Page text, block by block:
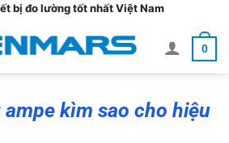
bị đo lường tốt nhất Việt Nam
0
kìm sao cho hiệu